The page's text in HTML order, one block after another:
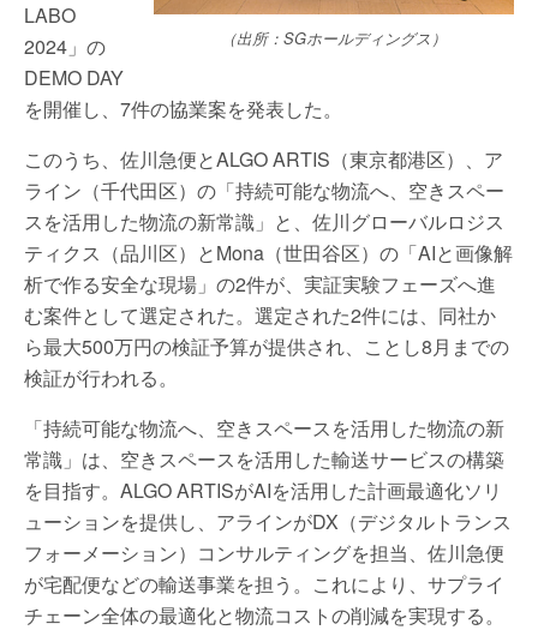
（出所：SGホールディングス）
LABO
2024」の
DEMO DAY
を開催し、7件の協業案を発表した。
このうち、佐川急便とALGO ARTIS（東京都港区）、ア
ライン（千代田区）の「持続可能な物流へ、空きスペー
スを活用した物流の新常識」と、佐川グローバルロジス
ティクス（品川区）とMona（世田谷区）の「AIと画像解
析で作る安全な現場」の2件が、実証実験フェーズへ進
む案件として選定された。選定された2件には、同社か
ら最大500万円の検証予算が提供され、ことし8月までの
検証が行われる。
「持続可能な物流へ、空きスペースを活用した物流の新
常識」は、空きスペースを活用した輸送サービスの構築
を目指す。ALGO ARTISがAIを活用した計画最適化ソリ
ューションを提供し、アラインがDX（デジタルトランス
フォーメーション）コンサルティングを担当、佐川急便
が宅配便などの輸送事業を担う。これにより、サプライ
チェーン全体の最適化と物流コストの削減を実現する。